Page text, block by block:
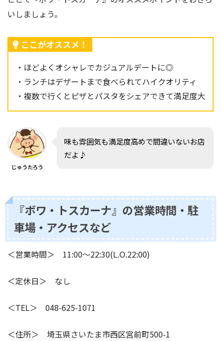
いしましょう。
ここがオススメ！
・ほどよくオシャレでカジュアルデートに◎
・ランチはデザートまで食べられてハイクオリティ
・複数で行くとピザとパスタをシェアできて満足度大
じゅうたろう
味も雰囲気も満足度高めで間違いないお店
だよ♪
『ボワ・トスカーナ』の営業時間・駐
車場・アクセスなど
＜営業時間＞ 11:00～22:30(L.O.22:00)
＜定休日＞ なし
＜TEL＞ 048-625-1071
＜住所＞ 埼玉県さいたま市西区宮前町500-1